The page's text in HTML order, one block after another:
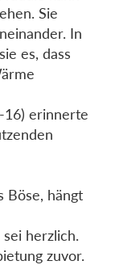
Sie
In
es, dass
16) erinnerte
Böse, hängt
herzlich.
zuvor.